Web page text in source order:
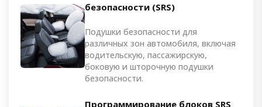
безопасности (SRS)
Подушки безопасности для
различных зон автомобиля, включая
водительскую, пассажирскую,
боковую и шторочную подушки
безопасности.
Программирование блоков SRS